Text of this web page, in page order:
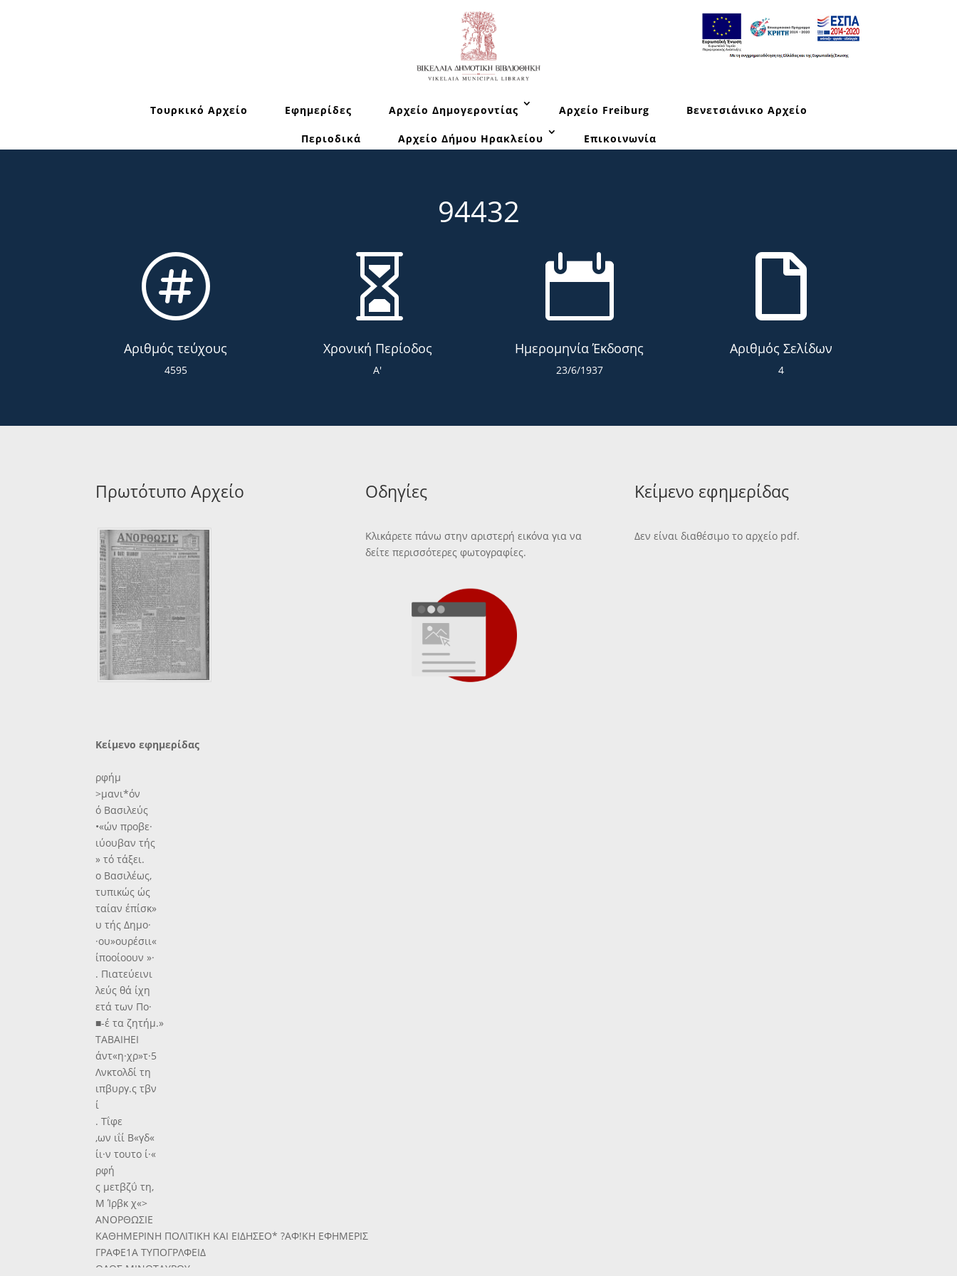
Τουρκικό Αρχείο Εφημερίδες Αρχείο Δημογεροντίας Αρχείο Freiburg Βενετσιάνικο Αρχείο
Περιοδικά Αρχείο Δήμου Ηρακλείου Επικοινωνία
94432

Αριθμός τεύχους
4595

Χρονική Περίοδος
Α'

Ημερομηνία Έκδοσης
23/6/1937

Αριθμός Σελίδων
4
Πρωτότυπο Αρχείο Οδηγίες
Κλικάρετε πάνω στην αριστερή εικόνα για να
δείτε περισσότερες φωτογραφίες.
Κείμενο εφημερίδας
Δεν είναι διαθέσιμο το αρχείο pdf.
Κείμενο εφημερίδας
ρφήμ
>μανι*όν
ό Βασιλεύς
•«ών προβε·
ιύουβαν τής
» τό τάξει.
ο Βασιλέως,
τυπικώς ώς
ταίαν έπίσκ»
υ τής Δημο·
·ου»ουρέσιι«
ίποοίοουν »·
. Πιατεύεινι
λεύς θά ίχη
ετά των Πο·
■-έ τα ζητήμ.»
ΤΑΒΑΙΗΕΙ
άντ«η·χρ»τ·5
Λνκτολδί τη
ιπβυργ.ς τβν
ί
. Τΐφε
,ων ιΐί Β«γδ«
ίι·ν τουτο ί·«
ρφή
ς μετβζΰ τη,
Μ Ίρβκ χ«>
ΑΝΟΡΘΩΣΙΕ
ΚΑΘΗΜΕΡΙΝΗ ΠΟΛΙΤΙΚΗ ΚΑΙ ΕΙΔΗΣΕΟ* ?ΑΦ!ΚΗ ΕΦΗΜΕΡΙΣ
ΓΡΑΦΕ1Α ΤΥΠΟΓΡΛΦΕΙΔ
ΟΛΟΣ ΜΙΝΟΤΑΥΡΟΥ